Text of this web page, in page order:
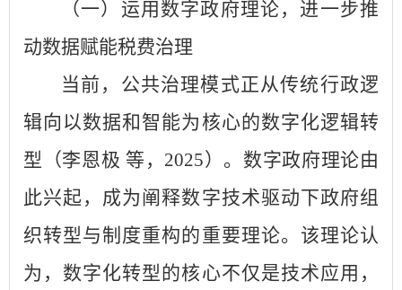
（一）运用数字政府理论，进一步推
动数据赋能税费治理
当前，公共治理模式正从传统行政逻
辑向以数据和智能为核心的数字化逻辑转
型（李恩极 等，2025）。数字政府理论由
此兴起，成为阐释数字技术驱动下政府组
织转型与制度重构的重要理论。该理论认
为，数字化转型的核心不仅是技术应用，